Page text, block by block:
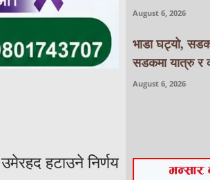
हटाउने निर्णय
August 6, 2026
भाडा घट्यो,
सडकमा यात्रु र
August 6, 2026